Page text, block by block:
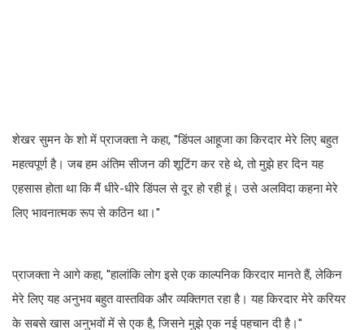
शेखर सुमन के शो में प्राजक्ता ने कहा, ''डिंपल आहूजा का किरदार मेरे लिए बहुत
महत्वपूर्ण है। जब हम अंतिम सीजन की शूटिंग कर रहे थे, तो मुझे हर दिन यह
एहसास होता था कि मैं धीरे-धीरे डिंपल से दूर हो रही हूं। उसे अलविदा कहना मेरे
लिए भावनात्मक रूप से कठिन था।''
प्राजक्ता ने आगे कहा, ''हालांकि लोग इसे एक काल्पनिक किरदार मानते हैं, लेकिन
मेरे लिए यह अनुभव बहुत वास्तविक और व्यक्तिगत रहा है। यह किरदार मेरे करियर
के सबसे खास अनुभवों में से एक है, जिसने मुझे एक नई पहचान दी है।''